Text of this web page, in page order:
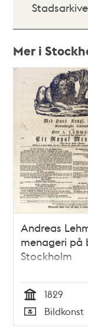
Mer i
Relaterade
poster
teman
Andreas
menageri på
Stockholm
Tid
1829
Typ
Bildkonst